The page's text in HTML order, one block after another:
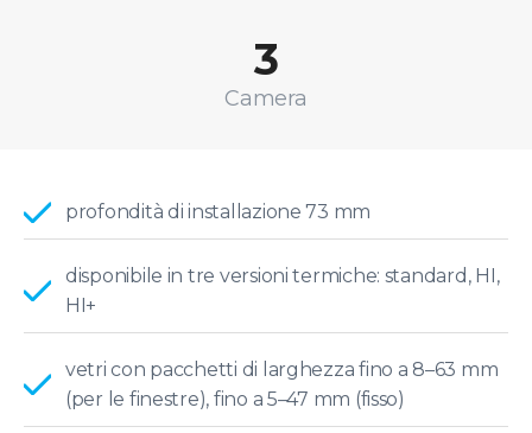
3
Camera
profondità di installazione 73 mm
disponibile in tre versioni termiche: standard, HI,
HI+
vetri con pacchetti di larghezza fino a 8–63 mm
(per le finestre), fino a 5–47 mm (fisso)